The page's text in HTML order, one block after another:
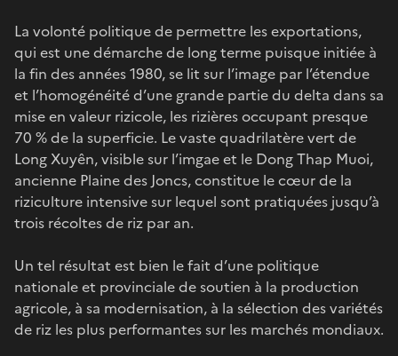
La volonté politique de permettre les exportations,
qui est une démarche de long terme puisque initiée à
la fin des années 1980, se lit sur l’image par l’étendue
et l’homogénéité d’une grande partie du delta dans sa
mise en valeur rizicole, les rizières occupant presque
70 % de la superficie. Le vaste quadrilatère vert de
Long Xuyên, visible sur l’imgae et le Dong Thap Muoi,
ancienne Plaine des Joncs, constitue le cœur de la
riziculture intensive sur lequel sont pratiquées jusqu’à
trois récoltes de riz par an.
Un tel résultat est bien le fait d’une politique
nationale et provinciale de soutien à la production
agricole, à sa modernisation, à la sélection des variétés
de riz les plus performantes sur les marchés mondiaux.